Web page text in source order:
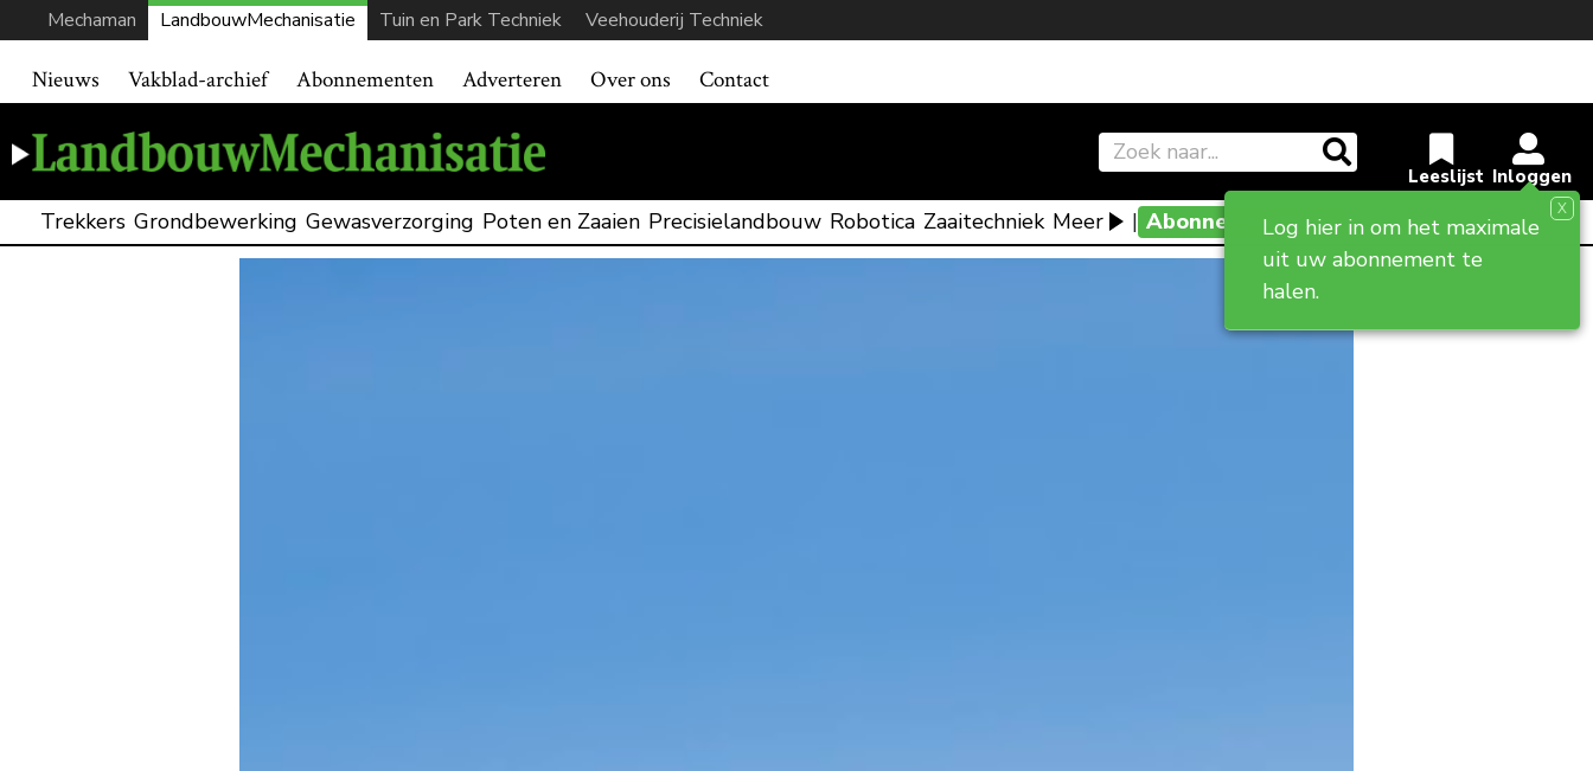
Mechaman LandbouwMechanisatie Tuin en Park Techniek Veehouderij Techniek
Nieuws Vakblad-archief Abonnementen Adverteren Over ons Contact
Log hier in om het maximale
uit uw abonnement te
halen.
X
Trekkers Grondbewerking Gewasverzorging Poten en Zaaien Precisielandbouw Robotica Zaaitechniek Meer | Abonneevoordeel